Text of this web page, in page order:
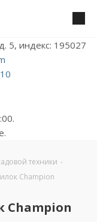
5, индекс: 195027
техники -
Champion
Champion